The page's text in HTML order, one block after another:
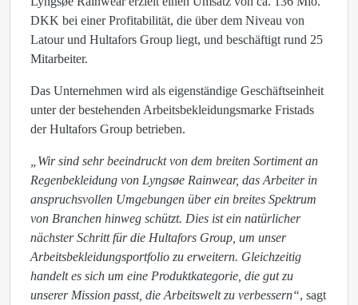
DKK bei einer Profitabilität, die über dem Niveau von
Latour und Hultafors Group liegt, und beschäftigt rund 25
Mitarbeiter.
Das Unternehmen wird als eigenständige Geschäftseinheit
unter der bestehenden Arbeitsbekleidungsmarke Fristads
der Hultafors Group betrieben.
„Wir sind sehr beeindruckt von dem breiten Sortiment an
Regenbekleidung von Lyngsøe Rainwear, das Arbeiter in
anspruchsvollen Umgebungen über ein breites Spektrum
von Branchen hinweg schützt. Dies ist ein natürlicher
nächster Schritt für die Hultafors Group, um unser
Arbeitsbekleidungsportfolio zu erweitern. Gleichzeitig
handelt es sich um eine Produktkategorie, die gut zu
unserer Mission passt, die Arbeitswelt zu verbessern“, sagt